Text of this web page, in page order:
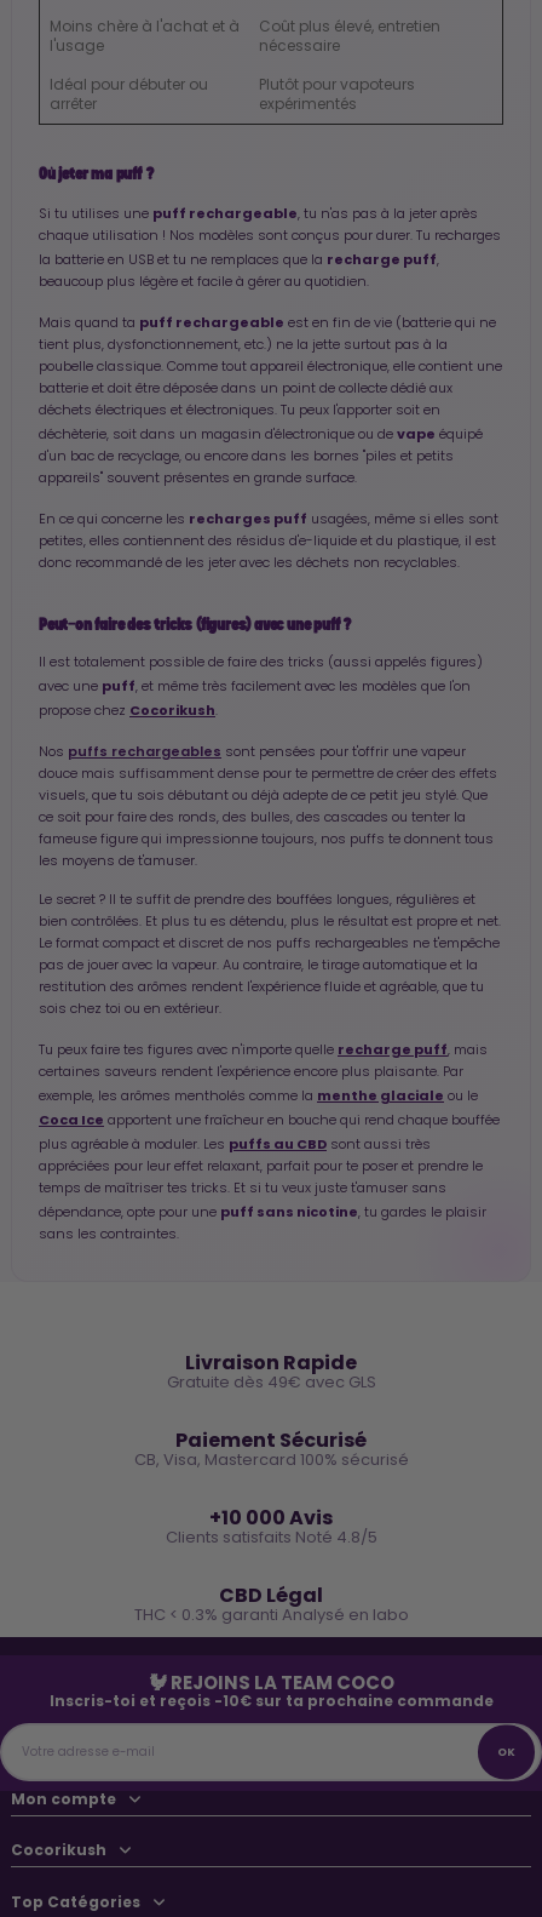
Moins chère à l'achat et à
l'usage
Coût plus élevé, entretien
nécessaire
Idéal pour débuter ou
arrêter
Plutôt pour vapoteurs
expérimentés
Où jeter ma puff ?
Si tu utilises une puff rechargeable, tu n'as pas à la jeter après
chaque utilisation ! Nos modèles sont conçus pour durer. Tu recharges
la batterie en USB et tu ne remplaces que la recharge puff,
beaucoup plus légère et facile à gérer au quotidien.
Mais quand ta puff rechargeable est en fin de vie (batterie qui ne
tient plus, dysfonctionnement, etc.) ne la jette surtout pas à la
poubelle classique. Comme tout appareil électronique, elle contient une
batterie et doit être déposée dans un point de collecte dédié aux
déchets électriques et électroniques. Tu peux l'apporter soit en
déchèterie, soit dans un magasin d'électronique ou de vape équipé
d'un bac de recyclage, ou encore dans les bornes "piles et petits
appareils" souvent présentes en grande surface.
En ce qui concerne les recharges puff usagées, même si elles sont
petites, elles contiennent des résidus d'e-liquide et du plastique, il est
donc recommandé de les jeter avec les déchets non recyclables.
Peut-on faire des tricks (figures) avec une puff ?
Il est totalement possible de faire des tricks (aussi appelés figures)
avec une puff, et même très facilement avec les modèles que l'on
propose chez Cocorikush.
Nos puffs rechargeables sont pensées pour t'offrir une vapeur
douce mais suffisamment dense pour te permettre de créer des effets
visuels, que tu sois débutant ou déjà adepte de ce petit jeu stylé. Que
ce soit pour faire des ronds, des bulles, des cascades ou tenter la
fameuse figure qui impressionne toujours, nos puffs te donnent tous
les moyens de t'amuser.
Le secret ? Il te suffit de prendre des bouffées longues, régulières et
bien contrôlées. Et plus tu es détendu, plus le résultat est propre et net.
Le format compact et discret de nos puffs rechargeables ne t'empêche
pas de jouer avec la vapeur. Au contraire, le tirage automatique et la
restitution des arômes rendent l'expérience fluide et agréable, que tu
sois chez toi ou en extérieur.
Tu peux faire tes figures avec n'importe quelle recharge puff, mais
certaines saveurs rendent l'expérience encore plus plaisante. Par
exemple, les arômes mentholés comme la menthe glaciale ou le
Coca Ice apportent une fraîcheur en bouche qui rend chaque bouffée
plus agréable à moduler. Les puffs au CBD sont aussi très
appréciées pour leur effet relaxant, parfait pour te poser et prendre le
temps de maîtriser tes tricks. Et si tu veux juste t'amuser sans
dépendance, opte pour une puff sans nicotine, tu gardes le plaisir
sans les contraintes.
Livraison Rapide
Gratuite dès 49€ avec GLS
Paiement Sécurisé
CB, Visa, Mastercard 100% sécurisé
+10 000 Avis
Clients satisfaits Noté 4.8/5
CBD Légal
THC < 0.3% garanti Analysé en labo
🐓 REJOINS LA TEAM COCO
Inscris-toi et reçois -10€ sur ta prochaine commande
Mon compte
Cocorikush
Top Catégories